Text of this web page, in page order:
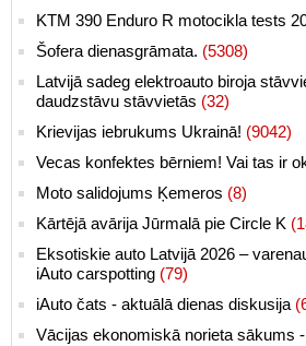
KTM 390 Enduro R motocikla tests
Šofera dienasgrāmata. (5308)
Latvijā sadeg elektroauto biroja
daudzstāvu stāvvietās (32)
Krievijas iebrukums Ukrainā! (9042)
Vecas konfektes bērniem! Vai tas ir
Moto salidojums Ķemeros (8)
Kārtējā avārija Jūrmalā pie Circle K
Eksotiskie auto Latvijā 2026 –
iAuto carspotting (79)
iAuto čats - aktuālā dienas diskusija
Vācijas ekonomiskā norieta sākums